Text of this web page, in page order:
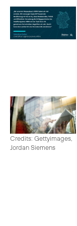
Credits: Gettyimages,
Jordan Siemens